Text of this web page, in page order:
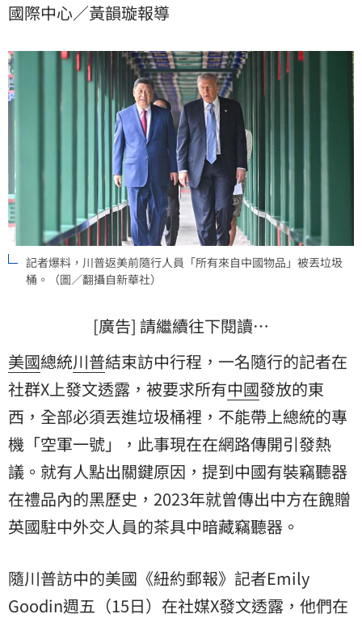
在餽贈英國駐中外交人員的茶具中暗藏竊聽器。
國際中心／黃韻璇報導
記者爆料，川普返美前隨行人員「所有來自中國物品」被丟垃圾
桶。（圖／翻攝自新華社）
[廣告] 請繼續往下閱讀…
美國總統川普結束訪中行程，一名隨行的記者在
社群X上發文透露，被要求所有中國發放的東
西，全部必須丟進垃圾桶裡，不能帶上總統的專
機「空軍一號」，此事現在在網路傳開引發熱
議。就有人點出關鍵原因，提到中國有裝竊聽器
在禮品內的黑歷史，2023年就曾傳出中方在餽贈
英國駐中外交人員的茶具中暗藏竊聽器。
隨川普訪中的美國《紐約郵報》記者Emily
Goodin週五（15日）在社媒X發文透露，他們在